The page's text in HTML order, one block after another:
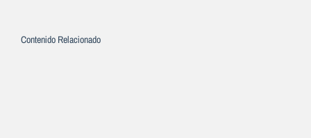
Contenido Relacionado